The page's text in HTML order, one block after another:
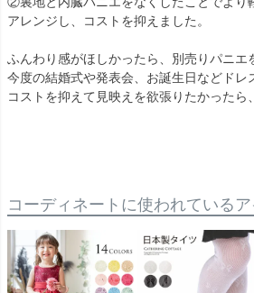
アレンジし、コストを抑えました。
ふんわり感がほしかったら、別売りパニエ
今度の結婚式や発表会、お誕生日などドレ
コストを抑えて見映えを欲張りたかったら
コーディネートに使われている